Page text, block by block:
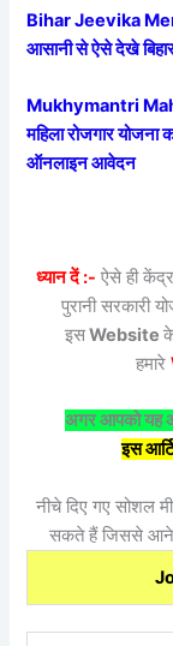
Bihar Jeevika
आसानी से ऐसे देखे
Mukhymantri
महिला रोजगार
ऑनलाइन आवेदन
ध्यान दें :- ऐसे ही
पुरानी सरकारी
इसWebsite
हमारे
अगर आपको यह
इस
नीचे दिए गए सोशल
सकते हैं जिससे आने